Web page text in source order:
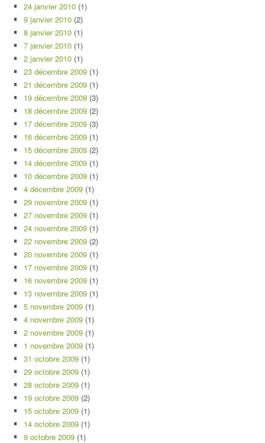
24 janvier 2010 (1)
9 janvier 2010 (2)
8 janvier 2010 (1)
7 janvier 2010 (1)
2 janvier 2010 (1)
23 décembre 2009 (1)
21 décembre 2009 (1)
19 décembre 2009 (3)
18 décembre 2009 (2)
17 décembre 2009 (3)
16 décembre 2009 (1)
15 décembre 2009 (2)
14 décembre 2009 (1)
10 décembre 2009 (1)
4 décembre 2009 (1)
29 novembre 2009 (1)
27 novembre 2009 (1)
24 novembre 2009 (1)
22 novembre 2009 (2)
20 novembre 2009 (1)
17 novembre 2009 (1)
16 novembre 2009 (1)
13 novembre 2009 (1)
5 novembre 2009 (1)
4 novembre 2009 (1)
2 novembre 2009 (1)
1 novembre 2009 (1)
31 octobre 2009 (1)
29 octobre 2009 (1)
28 octobre 2009 (1)
19 octobre 2009 (2)
15 octobre 2009 (1)
14 octobre 2009 (1)
9 octobre 2009 (1)